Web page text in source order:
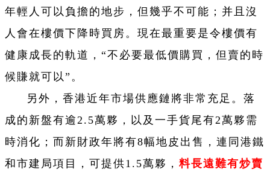
年輕人可以負擔的地步，但幾乎不可能；并且沒
人會在樓價下降時買房。現在最重要是令樓價有
健康成長的軌道，“不必要最低價購買，但賣的時
候賺就可以”。
另外，香港近年市場供應鏈將非常充足。落
成的新盤有逾2.5萬夥，以及一手貨尾有2萬夥需
時消化；而新財政年將有8幅地皮出售，連同港鐵
和市建局項目，可提供1.5萬夥， 料長遠難有炒賣